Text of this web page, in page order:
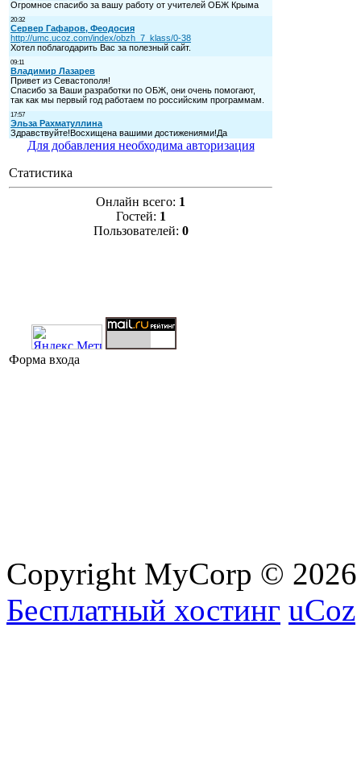
Для добавления необходима авторизация
Статистика
Онлайн всего: 1
Гостей: 1
Пользователей: 0
Форма входа
Copyright MyCorp © 2026
Бесплатный хостинг uCoz